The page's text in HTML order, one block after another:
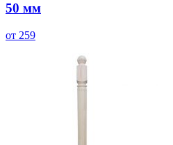
50 мм
от 259